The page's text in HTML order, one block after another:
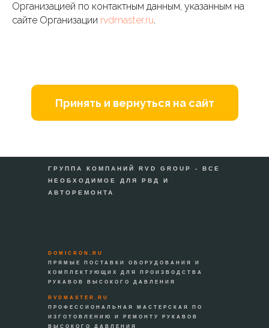
Организацией по контактным данным, указанным на
сайте Организации rvdmaster.ru.
Принять и вернуться на сайт
ГРУППА КОМПАНИЙ RVD GROUP - ВСЕ
НЕОБХОДИМОЕ ДЛЯ РВД И
АВТОРЕМОНТА
DOMICRON.RU
ПРЯМЫЕ ПОСТАВКИ ОБОРУДОВАНИЯ И
КОМПЛЕКТУЮЩИХ ДЛЯ ПРОИЗВОДСТВА
РУКАВОВ ВЫСОКОГО ДАВЛЕНИЯ
RVDMASTER.RU
ПРОФЕССИОНАЛЬНАЯ МАСТЕРСКАЯ ПО
ИЗГОТОВЛЕНИЮ И РЕМОНТУ РУКАВОВ
ВЫСОКОГО ДАВЛЕНИЯ